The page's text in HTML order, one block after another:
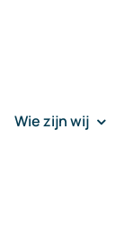
Wie zijn wij